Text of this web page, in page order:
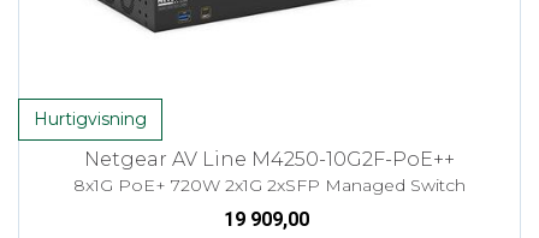
Hurtigvisning
Netgear AV Line M4250-10G2F-PoE++
8x1G PoE+ 720W 2x1G 2xSFP Managed Switch
19 909,00